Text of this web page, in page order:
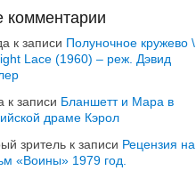
комментарии
к записи Полуночное кружево \
Lace (1960) – реж. Дэвид
к записи Бланшетт и Мара в
драме Кэрол
зритель к записи Рецензия на
«Воины» 1979 год.